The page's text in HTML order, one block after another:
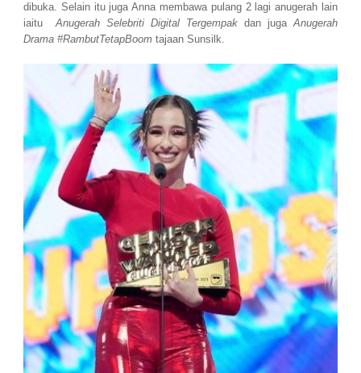
dibuka. Selain itu juga Anna membawa pulang 2 lagi anugerah lain
iaituAnugerah Selebriti Digital Tergempak dan jugaAnugerah
Drama #RambutTetapBoom tajaan Sunsilk.